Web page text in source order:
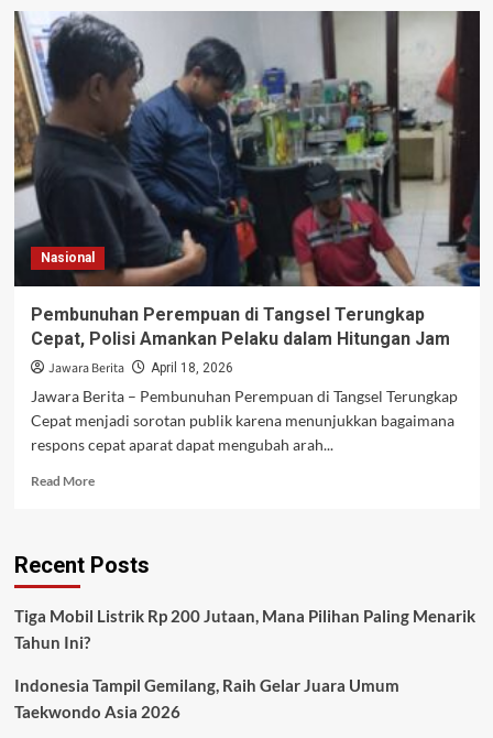
Vonis
Kasus
Kacab
Bank
Tewas
Prajurit
Dipecat,
Hukuman
Capai
13
Tahun
Penjara
Nasional
Pembunuhan Perempuan di Tangsel Terungkap
Cepat, Polisi Amankan Pelaku dalam Hitungan Jam
Jawara Berita April 18, 2026
Jawara Berita – Pembunuhan Perempuan di Tangsel Terungkap
Cepat menjadi sorotan publik karena menunjukkan bagaimana
respons cepat aparat dapat mengubah arah...
Read MoreRead
Perempuan
Terungkap
Amankan
Pelaku
Recent Posts
Tiga Mobil Listrik Rp 200 Jutaan, Mana Pilihan Paling Menarik
Tahun Ini?
Indonesia Tampil Gemilang, Raih Gelar Juara Umum
Taekwondo Asia 2026